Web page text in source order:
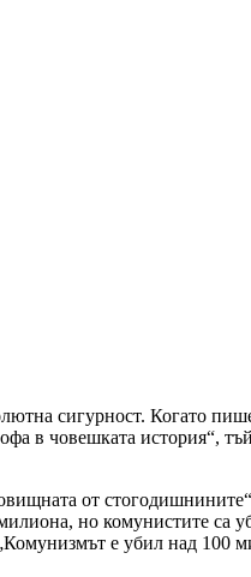
сигурност. Когато
в човешката история“,
от
но комунистите са
е убил над 100